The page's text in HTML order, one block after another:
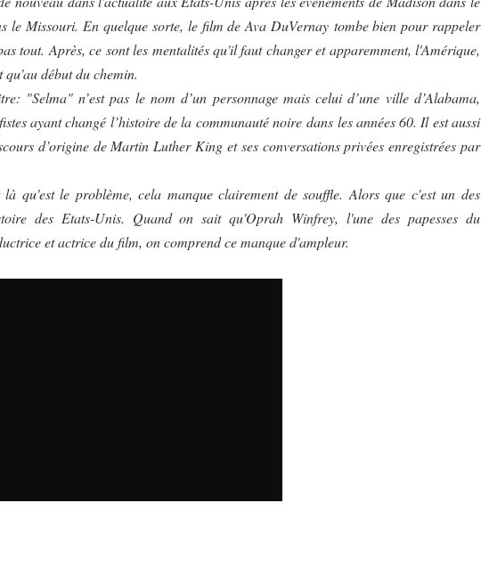
le Missouri. En quelque sorte, le film de Ava DuVernay tombe bien pour rappeler
tout. Après, ce sont les mentalités qu'il faut changer et apparemment, l'Amérique,
début du chemin.
"Selma" n’est pas le nom d’un personnage mais celui d’une ville d’Alabama,
ayant changé l’histoire de la communauté noire dans les années 60. Il est aussi
d’origine de Martin Luther King et ses conversations privées enregistrées par
qu'est le problème, cela manque clairement de souffle. Alors que c'est un des
des Etats-Unis. Quand on sait qu'Oprah Winfrey, l'une des papesses du
et actrice du film, on comprend ce manque d'ampleur.